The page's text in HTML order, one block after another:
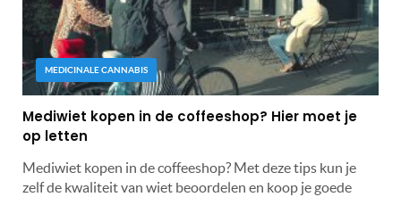
MEDICINALE CANNABIS
Mediwiet kopen in de coffeeshop? Hier moet je
op letten
Mediwiet kopen in de coffeeshop? Met deze tips kun je
zelf de kwaliteit van wiet beoordelen en koop je goede